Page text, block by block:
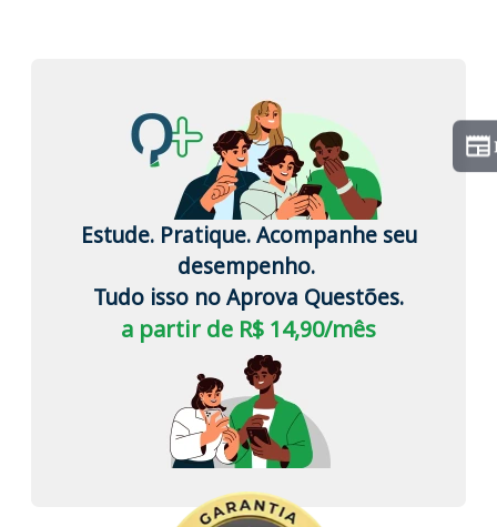
Estude. Pratique. Acompanhe seu
desempenho.
Tudo isso no Aprova Questões.
a partir de R$ 14,90/mês